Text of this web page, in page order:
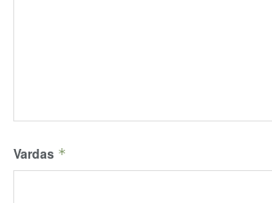
Vardas *